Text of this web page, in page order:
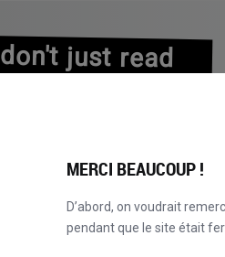
don't just read
MERCI BEAUCOUP !
D’abord, on voudrait
pendant que le site était